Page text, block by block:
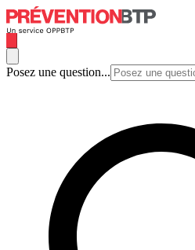
Posez une question...